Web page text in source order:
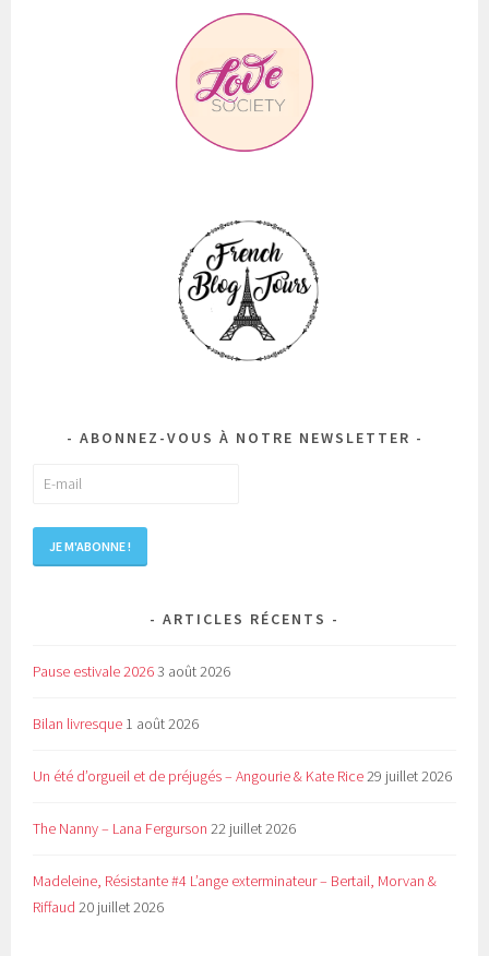
ABONNEZ-VOUS À NOTRE NEWSLETTER
ARTICLES RÉCENTS
Pause estivale 20263 août 2026
Bilan livresque 1 août 2026
Un été d’orgueil et de préjugés – Angourie & Kate Rice29 juillet 2026
The Nanny – Lana Fergurson 22 juillet 2026
Madeleine, Résistante #4 L’ange exterminateur – Bertail, Morvan &
Riffaud 20 juillet 2026